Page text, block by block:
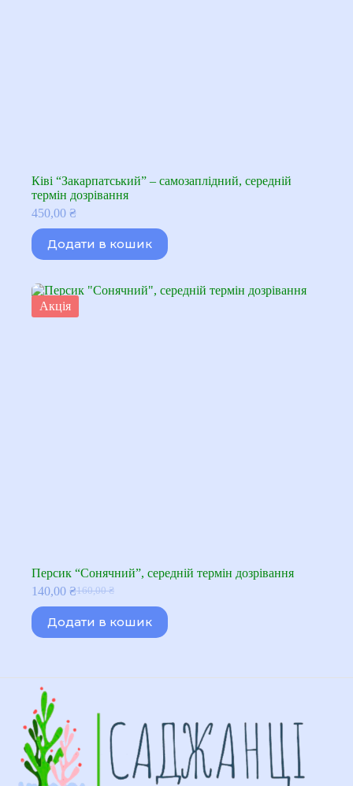
Ківі “Закарпатський” – самозаплідний, середній
термін дозрівання
450,00 ₴
Додати в кошик
Акція
Персик “Сонячний”, середній термін дозрівання
160,00₴
Оригінальна
ціна:
160,00 ₴.
140,00 ₴Поточна
ціна:
140,00 ₴.
Додати в кошик